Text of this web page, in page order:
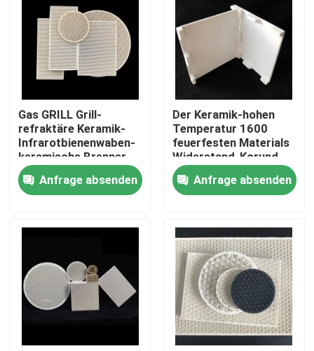
Videos
ÜBER US
Fabrik-Ausflug
Qualitätskontrolle
Maschinell bearbeitende keramische Teile
Tonerde 95 keramisch
Gas GRILL Grill-
refraktäre Keramik-
Infrarotbienenwaben-
keramische Brenner-
Platte
Anfrage absenden
Der Keramik-hohen
Temperatur 1600
feuerfesten Materials
Widerstand-Korund-
Mulit keramisches
SaggerAnfrage absenden